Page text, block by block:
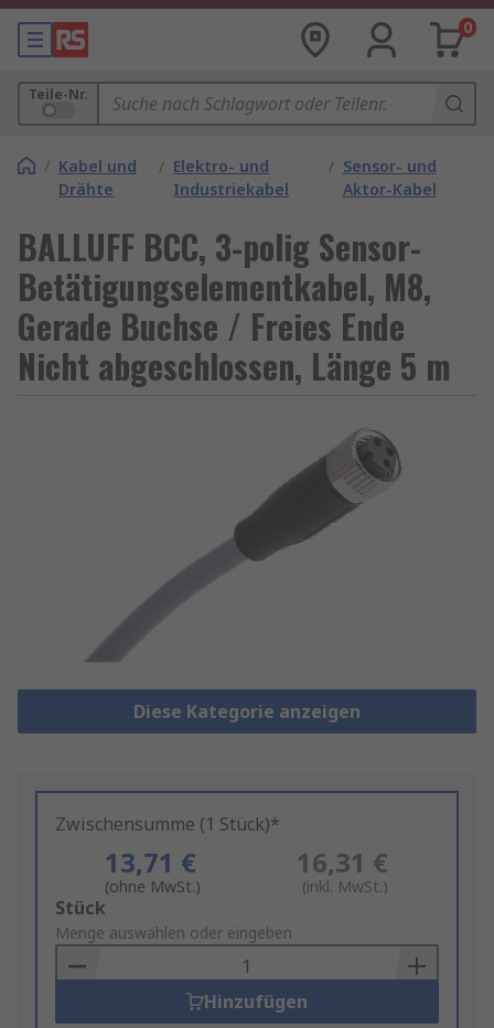
0
Teile-Nr.
/ Kabel und
Drähte
/ Elektro- und
Industriekabel
/ Sensor- und
Aktor-Kabel
BALLUFF BCC, 3-polig Sensor-
Betätigungselementkabel, M8,
Gerade Buchse / Freies Ende
Nicht abgeschlossen, Länge 5 m
Diese Kategorie anzeigen
Zwischensumme (1 Stück)*
13,71 €
(ohne MwSt.)
16,31 €
(inkl. MwSt.)
Add
to
Basket
Stück
Menge auswählen oder eingeben
Hinzufügen